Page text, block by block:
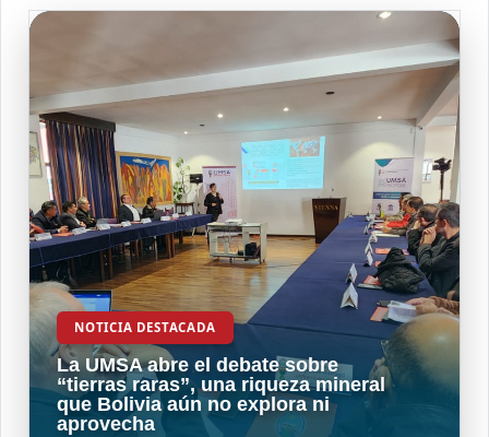
NOTICIA DESTACADA
La UMSA abre el debate sobre
“tierras raras”, una riqueza mineral
que Bolivia aún no explora ni
aprovecha